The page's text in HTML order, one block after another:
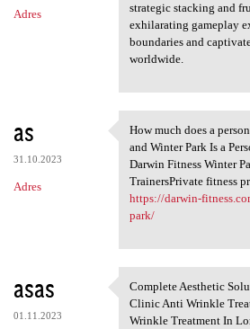
Adres
strategic stacking and
exhilarating gameplay
boundaries and
worldwide.
as
31.10.2023
Adres
How much does a
How much does a
and Winter Park Is a
Darwin Fitness Winter
TrainersPrivate fitness
https://darwin-
park/
asas
01.11.2023
Complete
Complete Aesthetic
Clinic Anti Wrinkle
Wrinkle Treatment In